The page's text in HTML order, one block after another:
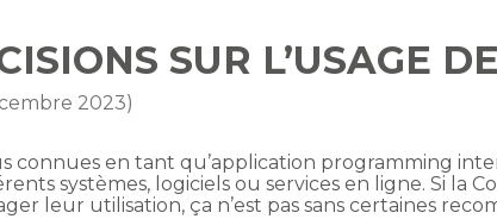
SUR L’USAGE
2023)
connues en tant qu’application programming
systèmes, logiciels ou services en ligne. Si la
leur utilisation, ça n’est pas sans certaines